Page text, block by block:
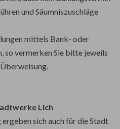
und Säumniszuschläge
mittels Bank- oder
so vermerken Sie bitte jeweils
Lich
sich auch für die Stadt